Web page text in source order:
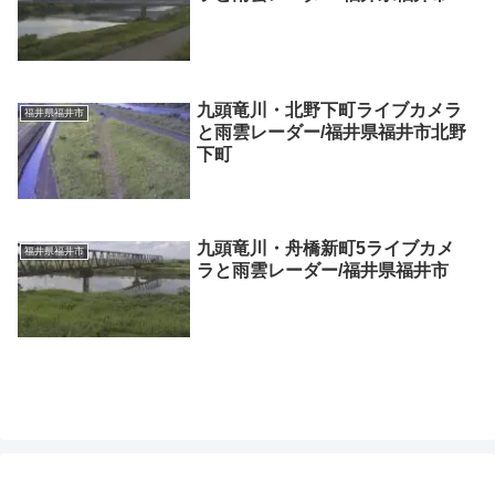
福井県福井市
九頭竜川・北野下町ライブカメラ
と雨雲レーダー/福井県福井市北野
下町
福井県福井市
九頭竜川・舟橋新町5ライブカメ
ラと雨雲レーダー/福井県福井市